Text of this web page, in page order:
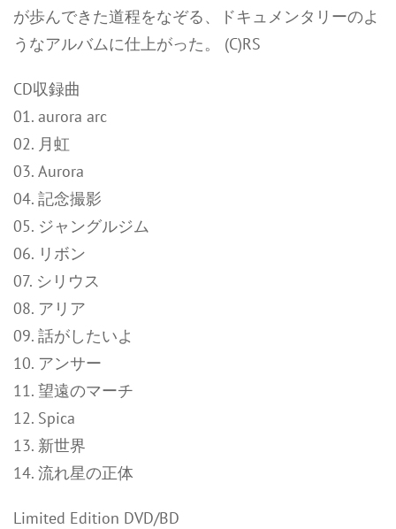
が歩んできた道程をなぞる、ドキュメンタリーのよ
うなアルバムに仕上がった。 (C)RS
CD収録曲
01. aurora arc
02. 月虹
03. Aurora
04. 記念撮影
05. ジャングルジム
06. リボン
07. シリウス
08. アリア
09. 話がしたいよ
10. アンサー
11. 望遠のマーチ
12. Spica
13. 新世界
14. 流れ星の正体
Limited Edition DVD/BD